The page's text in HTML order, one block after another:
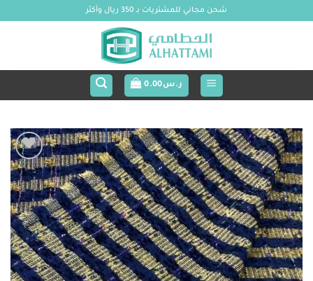
شحن مجاني للمشتريات بـ 350 ريال وأكثر
ر.س0.00
Add to
wishlist